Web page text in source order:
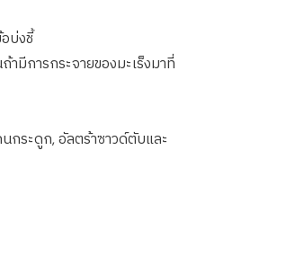
บ่งชี้
มีการกระจายของมะเร็งมาที่
กระดูก, อัลตร้าซาวด์ตับและ